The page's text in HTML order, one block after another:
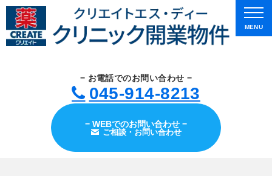
− お電話でのお問い合わせ −
045-914-8213
− WEBでのお問い合わせ −
ご相談・お問い合わせ
MENU